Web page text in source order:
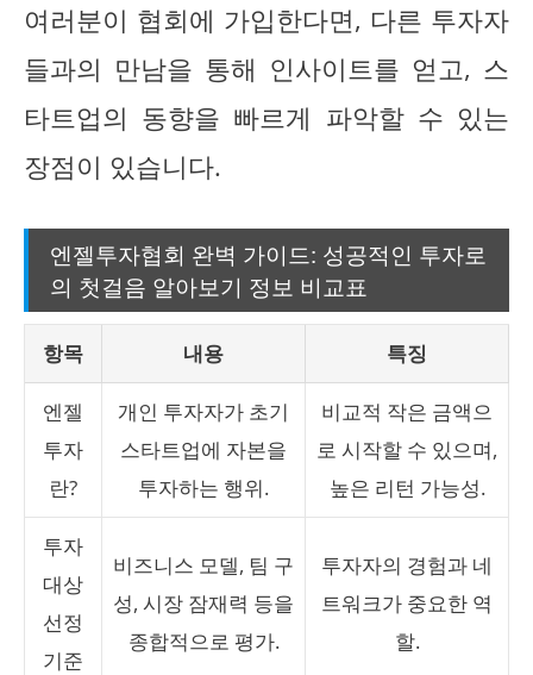
여러분이 협회에 가입한다면, 다른 투자자
들과의 만남을 통해 인사이트를 얻고, 스
타트업의 동향을 빠르게 파악할 수 있는
장점이 있습니다.
엔젤투자협회 완벽 가이드: 성공적인 투자로
의 첫걸음 알아보기 정보 비교표
항목 내용 특징
엔젤
투자
란?
개인 투자자가 초기
스타트업에 자본을
투자하는 행위.
비교적 작은 금액으
로 시작할 수 있으며,
높은 리턴 가능성.
투자
대상
선정
기준
비즈니스 모델, 팀 구
성, 시장 잠재력 등을
종합적으로 평가.
투자자의 경험과 네
트워크가 중요한 역
할.